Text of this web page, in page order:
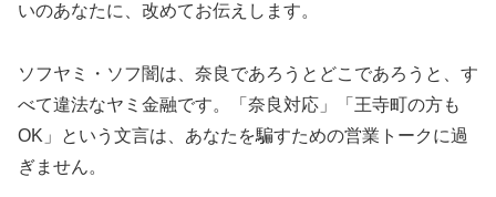
いのあなたに、改めてお伝えします。
ソフヤミ・ソフ闇は、奈良であろうとどこであろうと、す
べて違法なヤミ金融です。「奈良対応」「王寺町の方も
OK」という文言は、あなたを騙すための営業トークに過
ぎません。